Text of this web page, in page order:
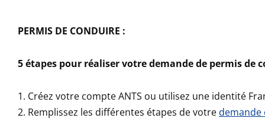
PERMIS DE CONDUIRE :
5 étapes pour réaliser votre demande de permis de
Créez votre compte ANTS ou utilisez une identité
Remplissez les différentes étapes de votredemande